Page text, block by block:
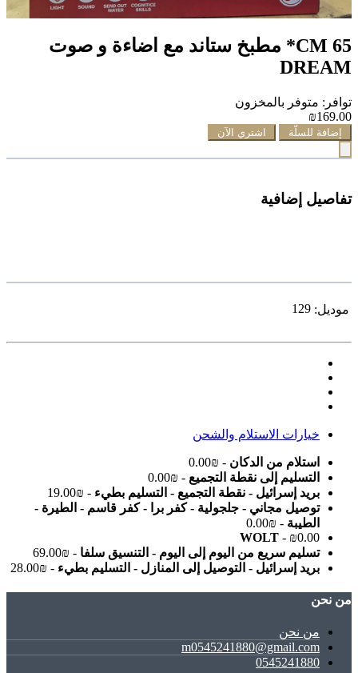
CM 65* مطبخ ستاند مع اضاءة و صوت
DREAM
توافر: متوفر بالمخزون
₪169.00
إضافة للسلّة اشتري الآن
تفاصيل إضافية
موديل: 129
خيارات الاستلام والشحن
استلام من الدكان - ₪0.00
التسليم إلى نقطة التجميع - ₪0.00
بريد إسرائيل - نقطة التجميع - التسليم بطيء - ₪19.00
توصيل مجاني - جلجولية - كفر برا - كفر قاسم - الطيرة -
الطيبة - ₪0.00
WOLT - ₪0.00
تسليم سريع من اليوم إلى اليوم - التنسيق سلفا - ₪69.00
بريد إسرائيل - التوصيل إلى المنازل - التسليم بطيء - ₪28.00
ﻣﻦ ﻧﺤﻦ
ﻣﻦ ﻧﺤﻦ
m0545241880@gmail.com
0545241880